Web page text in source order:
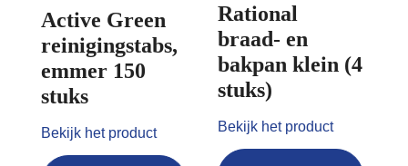
Active Green
reinigingstabs,
emmer 150
stuks
Bekijk het product
Rational
braad- en
bakpan klein (4
stuks)
Bekijk het product